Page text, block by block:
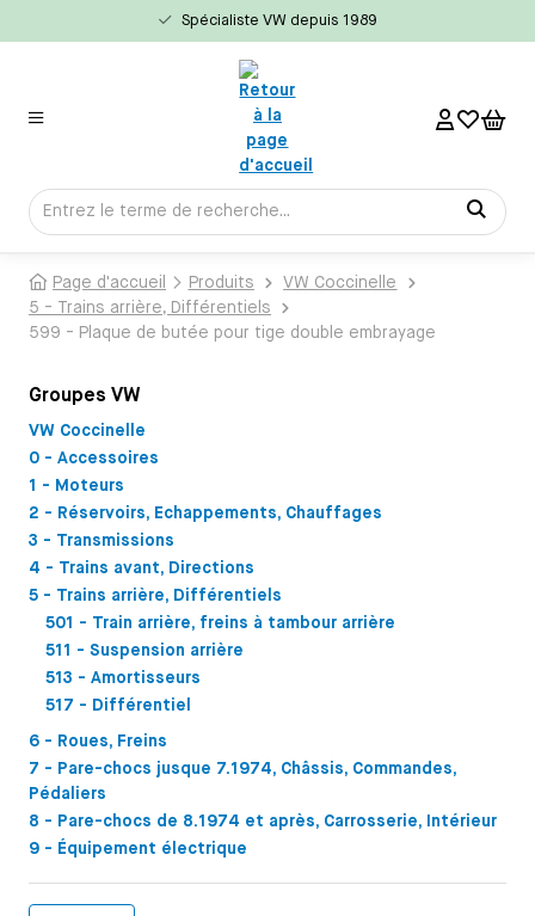
Spécialiste VW depuis 1989
Page d'accueil Produits
VW Coccinelle
5 - Trains arrière, Différentiels
599 - Plaque de butée pour tige double embrayage
Groupes VW
VW Coccinelle
0 - Accessoires
1 - Moteurs
2 - Réservoirs, Echappements, Chauffages
3 - Transmissions
4 - Trains avant, Directions
5 - Trains arrière, Différentiels
501 - Train arrière, freins à tambour arrière
511 - Suspension arrière
513 - Amortisseurs
517 - Différentiel
6 - Roues, Freins
7 - Pare-chocs jusque 7.1974, Châssis, Commandes,
Pédaliers
8 - Pare-chocs de 8.1974 et après, Carrosserie, Intérieur
9 - Équipement électrique